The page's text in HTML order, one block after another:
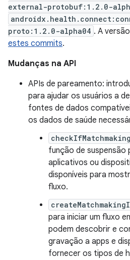
external-protobuf:1.2.0-
proto:1.2.0-alpha04 . A
estes commits.
Mudanças na API
APIs de pareamento:
para ajudar os usuários a
fontes de dados
os dados de saúde
função de suspensão
aplicativos ou
disponíveis para
fluxo.
para iniciar um fluxo
podem descobrir e
gravação a apps e
fornecer os tipos de